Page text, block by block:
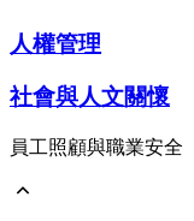
人權管理
社會與人文關懷
員工照顧與職業安全